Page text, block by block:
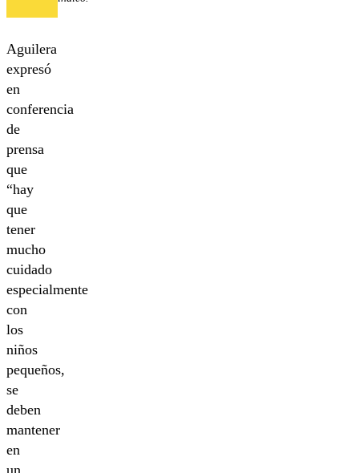
Aguilera
expresó
en
conferencia
de
prensa
que
“hay
que
tener
mucho
cuidado
especialmente
con
los
niños
pequeños,
se
deben
mantener
en
un